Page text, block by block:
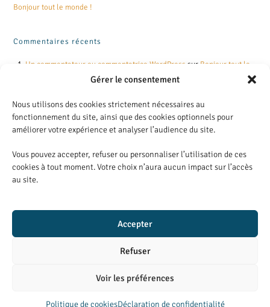
Gérer le consentement
Nous utilisons des cookies strictement nécessaires au
fonctionnement du site, ainsi que des cookies optionnels pour
améliorer votre expérience et analyser l’audience du site.
Vous pouvez accepter, refuser ou personnaliser l’utilisation de ces
cookies à tout moment. Votre choix n’aura aucun impact sur l’accès
au site.
Accepter
Refuser
Voir les préférences
Politique de cookiesDéclaration de confidentialité
Bonjour tout le monde !
Commentaires récents
Un commentateur ou commentatrice WordPress sur Bonjour tout le
Archives
juillet 2023
Catégories
Laura DOUCET | Designer graphique